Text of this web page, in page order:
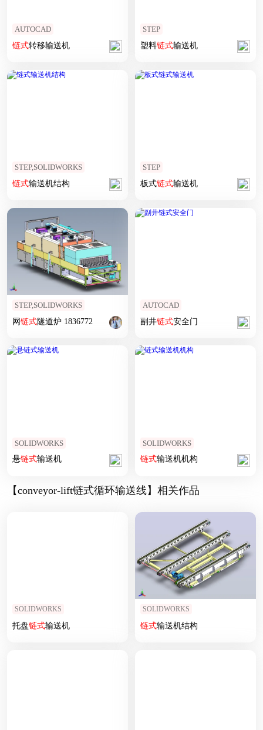
AUTOCAD
链式转移输送机
STEP
塑料链式输送机
STEP,SOLIDWORKS
链式输送机结构
STEP
板式链式输送机
STEP,SOLIDWORKS
网链式隧道炉 1836772
AUTOCAD
副井链式安全门
SOLIDWORKS
悬链式输送机
SOLIDWORKS
链式输送机机构
【conveyor-lift链式循环输送线】相关作品
SOLIDWORKS
托盘链式输送机
SOLIDWORKS
链式输送机结构